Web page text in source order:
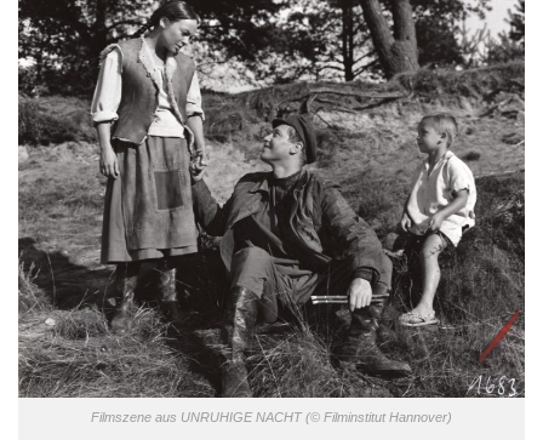
Filmszene aus UNRUHIGE NACHT (© Filminstitut Hannover)